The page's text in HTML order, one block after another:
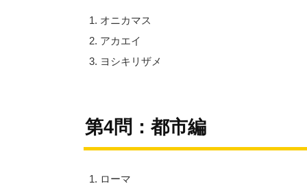
オニカマス
アカエイ
ヨシキリザメ
第4問：都市編
ローマ